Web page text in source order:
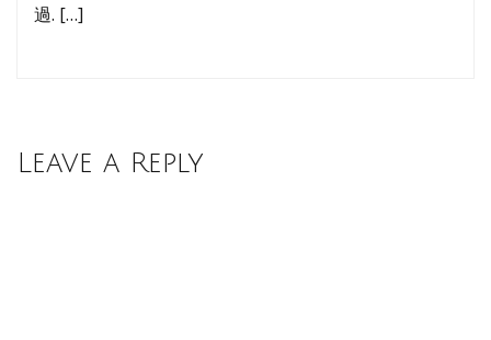
過. […]
Leave a Reply